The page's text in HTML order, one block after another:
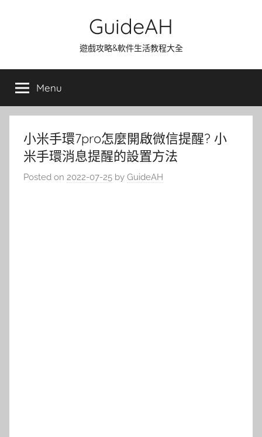
GuideAH
遊戲攻略&軟件生活教程大全
Menu
小米手環7pro怎麼開啟微信提醒? 小
米手環消息提醒的設置方法
Posted on 2022-07-25 by GuideAH